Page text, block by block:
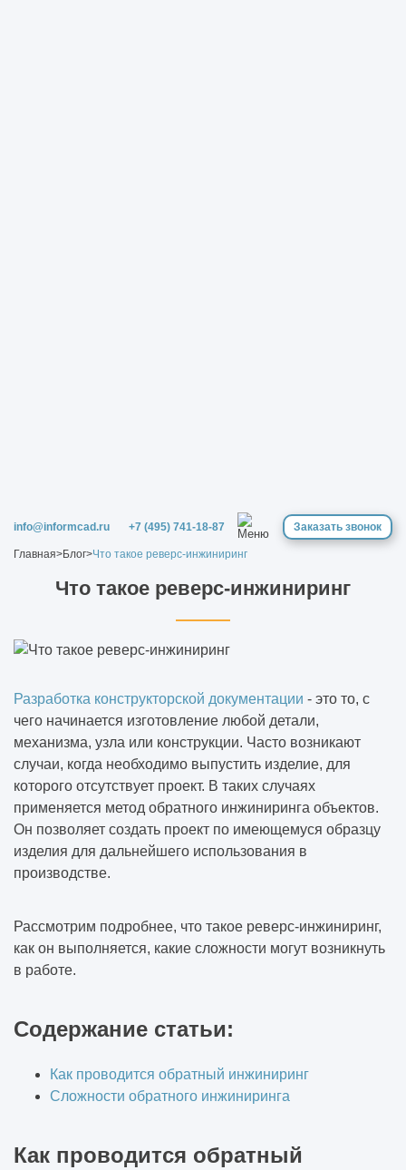
info@informcad.ru +7 (495) 741-18-87 Заказать звонок
Главная>Блог>Что такое реверс-инжиниринг
Что такое реверс-инжиниринг
Разработка конструкторской документации - это то, с
чего начинается изготовление любой детали,
механизма, узла или конструкции. Часто возникают
случаи, когда необходимо выпустить изделие, для
которого отсутствует проект. В таких случаях
применяется метод обратного инжиниринга объектов.
Он позволяет создать проект по имеющемуся образцу
изделия для дальнейшего использования в
производстве.
Рассмотрим подробнее, что такое реверс-инжиниринг,
как он выполняется, какие сложности могут возникнуть
в работе.
Содержание статьи:
Как проводится обратный инжиниринг
Сложности обратного инжиниринга
Как проводится обратный